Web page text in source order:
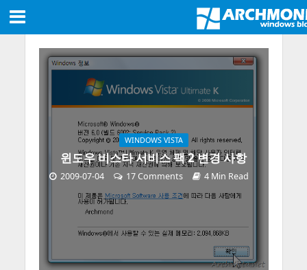
WINDOWS VISTA
윈도우 비스타 서비스 팩 2 변경 사항
2009-07-04 17 Comments 4 Min Read